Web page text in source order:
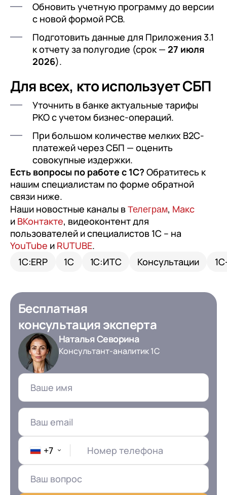
Обновить учетную программу до версии
с новой формой РСВ.
Подготовить данные для Приложения 3.1
к отчету за полугодие (срок — 27 июля
2026).
Для всех, кто использует СБП
Уточнить в банке актуальные тарифы
РКО с учетом бизнес-операций.
При большом количестве мелких B2C-
платежей через СБП — оценить
совокупные издержки.
Есть вопросы по работе с 1С? Обратитесь к
нашим специалистам по форме обратной
связи ниже.
Наши новостные каналы вТелеграм, Макс
и ВКонтакте, видеоконтент для
пользователей и специалистов 1С – на
YouTube и RUTUBE.
1С:ERP
1С 1С:ИТС Консультации
Бесплатная
консультация эксперта
Наталья Севорина
Консультант-аналитик 1С
+7 Номер телефона